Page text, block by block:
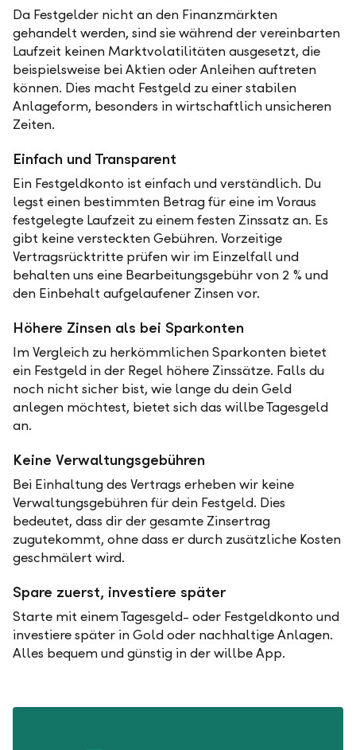
Da Festgelder nicht an den Finanzmärkten
gehandelt werden, sind sie während der vereinbarten
Laufzeit keinen Marktvolatilitäten ausgesetzt, die
beispielsweise bei Aktien oder Anleihen auftreten
können. Dies macht Festgeld zu einer stabilen
Anlageform, besonders in wirtschaftlich unsicheren
Zeiten.
Einfach und Transparent
Ein Festgeldkonto ist einfach und verständlich. Du
legst einen bestimmten Betrag für eine im Voraus
festgelegte Laufzeit zu einem festen Zinssatz an. Es
gibt keine versteckten Gebühren. Vorzeitige
Vertragsrücktritte prüfen wir im Einzelfall und
behalten uns eine Bearbeitungsgebühr von 2 % und
den Einbehalt aufgelaufener Zinsen vor.
Höhere Zinsen als bei Sparkonten
Im Vergleich zu herkömmlichen Sparkonten bietet
ein Festgeld in der Regel höhere Zinssätze. Falls du
noch nicht sicher bist, wie lange du dein Geld
anlegen möchtest, bietet sich das willbe Tagesgeld
an.
Keine Verwaltungsgebühren
Bei Einhaltung des Vertrags erheben wir keine
Verwaltungsgebühren für dein Festgeld. Dies
bedeutet, dass dir der gesamte Zinsertrag
zugutekommt, ohne dass er durch zusätzliche Kosten
geschmälert wird.
Spare zuerst, investiere später
Starte mit einem Tagesgeld- oder Festgeldkonto und
investiere später in Gold oder nachhaltige Anlagen.
Alles bequem und günstig in der willbe App.